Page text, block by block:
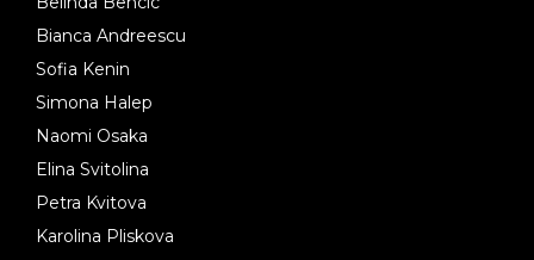
Bianca Andreescu
Sofia Kenin
Simona Halep
Naomi Osaka
Elina Svitolina
Petra Kvitova
Karolina Pliskova